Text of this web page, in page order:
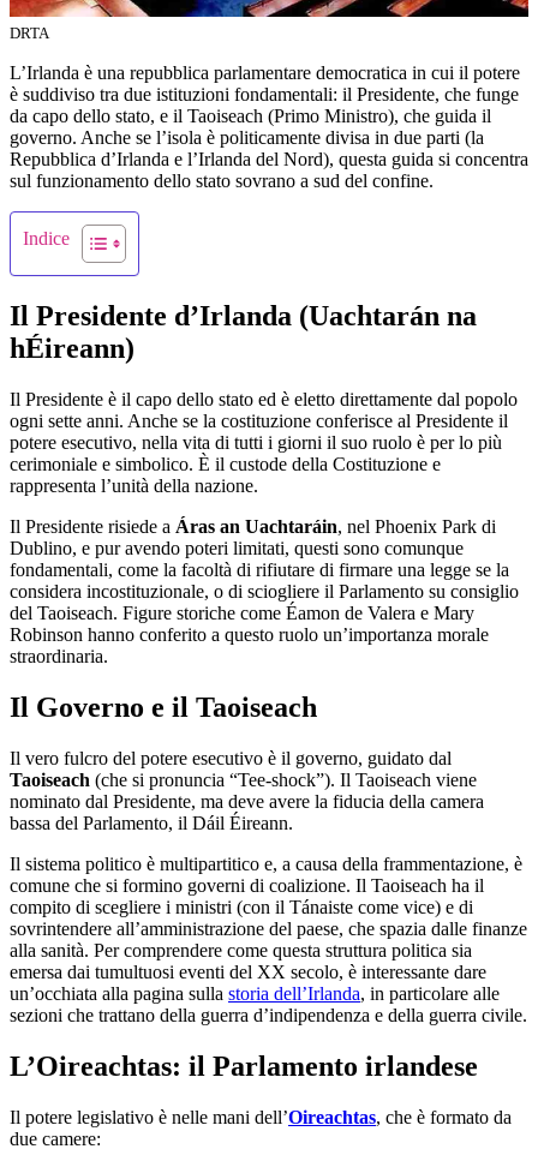
DRTA
L’Irlanda è una repubblica parlamentare democratica in cui il potere
è suddiviso tra due istituzioni fondamentali: il Presidente, che funge
da capo dello stato, e il Taoiseach (Primo Ministro), che guida il
governo. Anche se l’isola è politicamente divisa in due parti (la
Repubblica d’Irlanda e l’Irlanda del Nord), questa guida si concentra
sul funzionamento dello stato sovrano a sud del confine.
Indice
Il Presidente d’Irlanda (Uachtarán na
hÉireann)
Il Presidente è il capo dello stato ed è eletto direttamente dal popolo
ogni sette anni. Anche se la costituzione conferisce al Presidente il
potere esecutivo, nella vita di tutti i giorni il suo ruolo è per lo più
cerimoniale e simbolico. È il custode della Costituzione e
rappresenta l’unità della nazione.
Il Presidente risiede a Áras an Uachtaráin, nel Phoenix Park di
Dublino, e pur avendo poteri limitati, questi sono comunque
fondamentali, come la facoltà di rifiutare di firmare una legge se la
considera incostituzionale, o di sciogliere il Parlamento su consiglio
del Taoiseach. Figure storiche come Éamon de Valera e Mary
Robinson hanno conferito a questo ruolo un’importanza morale
straordinaria.
Il Governo e il Taoiseach
Il vero fulcro del potere esecutivo è il governo, guidato dal
Taoiseach (che si pronuncia “Tee-shock”). Il Taoiseach viene
nominato dal Presidente, ma deve avere la fiducia della camera
bassa del Parlamento, il Dáil Éireann.
Il sistema politico è multipartitico e, a causa della frammentazione, è
comune che si formino governi di coalizione. Il Taoiseach ha il
compito di scegliere i ministri (con il Tánaiste come vice) e di
sovrintendere all’amministrazione del paese, che spazia dalle finanze
alla sanità. Per comprendere come questa struttura politica sia
emersa dai tumultuosi eventi del XX secolo, è interessante dare
un’occhiata alla pagina sulla storia dell’Irlanda, in particolare alle
sezioni che trattano della guerra d’indipendenza e della guerra civile.
L’Oireachtas: il Parlamento irlandese
Il potere legislativo è nelle mani dell’Oireachtas, che è formato da
due camere: